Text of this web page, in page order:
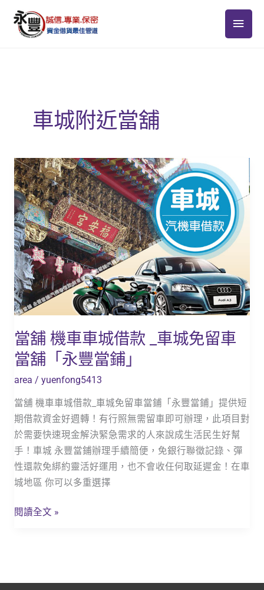
主
車城附近當舖
當舖 機車車城借款 _車城免留車
當舖「永豐當鋪」
area / yuenfong5413
當舖 機車車城借款_車城免留車當鋪「永豐當鋪」提供短
期借款資金好週轉！有行照無需留車即可辦理，此項目對
於需要快速現金解決緊急需求的人來說成生活民生好幫
手！車城 永豐當鋪辦理手續簡便，免銀行聯徵記錄、彈
性還款免綁約靈活好運用，也不會收任何取延遲金！在車
城地區 你可以多重選擇
當
舖
機
車
車
城
借
款
_
車
免
留
舖
「永
豐
當
鋪」
閱讀全文 »